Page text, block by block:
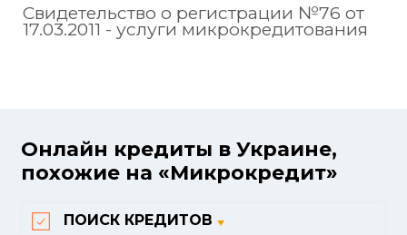
Свидетельство о регистрации №76 от
17.03.2011 - услуги микрокредитования
Онлайн кредиты в Украине,
похожие на «Микрокредит»
ПОИСК КРЕДИТОВ